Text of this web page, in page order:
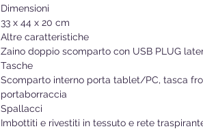
Dimensioni
33 x 44 x 20 cm
Altre caratteristiche
Zaino doppio scomparto con USB PLUG
Tasche
Scomparto interno porta tablet/PC, tasca
portaborraccia
Spallacci
Imbottiti e rivestiti in tessuto e rete